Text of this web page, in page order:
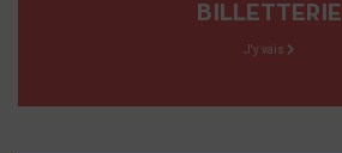
BILLETTERIE
J'y vais